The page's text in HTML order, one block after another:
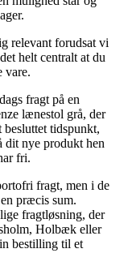
relevant forudsat vi
helt centralt at du
vare.
fragt på en
lænestol grå, der
tidspunkt,
dit nye produkt hen
fri.
fragt, men i de
præcis sum.
fragtløsning, der
Holbæk eller
bestilling til et